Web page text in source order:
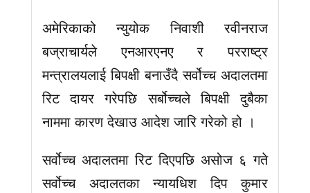
अमेरिकाको न्युयोक निवाशी रवीनराज
बज्राचार्यले एनआरएनए र परराष्ट्र
मन्त्रालयलाई बिपक्षी बनाउँदै सर्वोच्च अदालतमा
रिट दायर गरेपछि सर्बोच्चले बिपक्षी दुबैका
नाममा कारण देखाउ आदेश जारि गरेको हो ।
सर्वोच्च अदालतमा रिट दिएपछि असोज ६ गते
सर्वोच्च अदालतका न्यायधिश दिप कुमार